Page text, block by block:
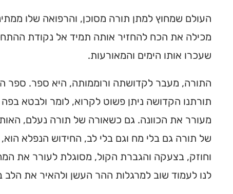
העולם שמחוץ למתן תורה מסוכן, והרפואה שלו
מכילה את הכח להחזיר אותה תמיד אל נקודת
שעכרו אותו הימים והמאורעות.
התורה, מעבר לקדושתה ורוממותה, היא ספר. ספר
תורתנו הקדושה ניתן פשוט לקרוא, לומר ולבטא
מעורר את הכוונה. גם כשאורה של תורה נעלם,
של תורה גם בלי מח וגם בלי לב, החידוש הנפלא
וחוזק, בצעקה והגברת הקול, מסוגלת לעורר את
לנו לעמוד שוב למרגלות ההר העשן ולהאיר את